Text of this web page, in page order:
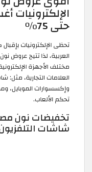
حتى 75%
تحظى الإلكترونيات
العربية، لذا تتيح عروض
العلامات التجارية، مثل:
وإكسسوارات الموبايل،
تحكم الألعاب.
شاشات